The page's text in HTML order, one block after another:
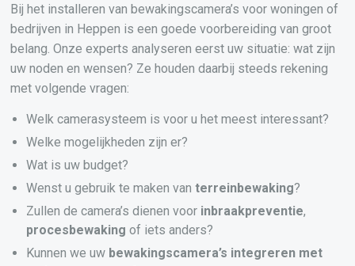
Bij het installeren van bewakingscamera’s voor woningen of
bedrijven in Heppen is een goede voorbereiding van groot
belang. Onze experts analyseren eerst uw situatie: wat zijn
uw noden en wensen? Ze houden daarbij steeds rekening
met volgende vragen:
Welk camerasysteem is voor u het meest interessant?
Welke mogelijkheden zijn er?
Wat is uw budget?
Wenst u gebruik te maken vanterreinbewaking?
Zullen de camera’s dienen voor inbraakpreventie,
procesbewaking of iets anders?
Kunnen we uw bewakingscamera’s integreren met